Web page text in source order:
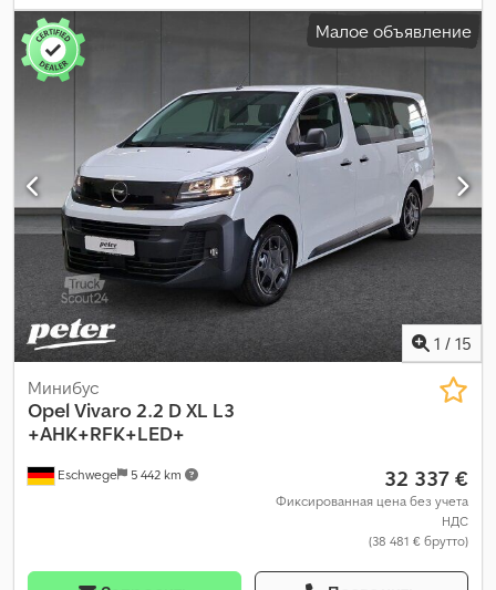
максимальная грузоподъёмность:877 кг, первая регистрация:
03/2026, следующая проверка (TÜV): 03/2027, длина грузового
отсека:4 981 мм
высота грузового отсека:
1 890 мм, класс выбросов:
, кабина водителя:другое, количество мест:8
, Год
, общая длина:2 010 мм, общая ширина:1 890 мм,
топливо: дизель, Оборудование:ABS, бортовой компьютер,
гарантия на подержанные транспортные средства,
гидроусилитель руля, кондиционер, навигационная
система, парктроники, подушка безопасности,
противотуманные фары, раздвижная дверь, сажевый
фильтр, система иммобилайзера, система контроля тяги,
центральный замок, электронная программа стабилизации
(ESP)
Малое объявление
1 / 15
Eschwege 5 442 km
Минибус
OpelVivaro 2.2 D XL L3
+AHK+RFK+LED+
32 337 €
Фиксированная цена без учета
НДС
(38 481 € брутто)